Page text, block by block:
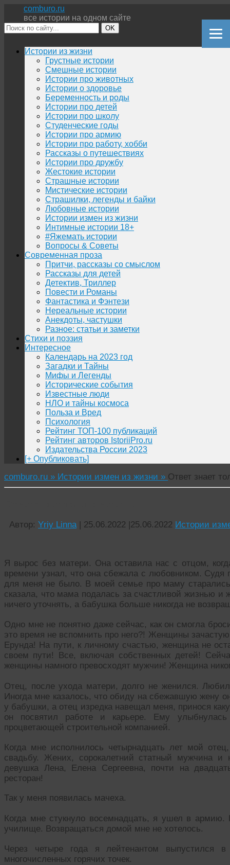
comburo.ru
все истории на одном сайте
OK
Перейти
содержимому
Истории из жизни
Грустные истории
Смешные истории
Истории про животных
Истории о здоровье
Беременность и роды
Истории про детей
Истории про школу
Студенческие годы
Истории про армию
Истории про работу, хобби
Рассказы о путешествиях
Истории про дружбу
Жестокие истории
Страшные истории
Мистические истории
Страшилки, легенды и байки
Любовные истории
Истории измен из жизни
Интимные истории 18+
#Яжемать истории
Вопросы & Советы
Современная проза
Притчи, рассказы со смыслом
Рассказы для детей
Детектив, Триллер
Повести и Романы
Фантастика и Фэнтези
Нереальные истории
Анекдоты, частушки
Разное: статьи и заметки
Стихи и поэзия
Интересное
Календарь на 2023 год
Загадки и Тайны
Мифы и Легенды
Исторические события
Известные люди
НЛО и тайны космоса
Польза и Вред
Психология
Рейтинг ТОП-100 публикаций
Рейтинг авторов IstoriiPro.ru
Издательства России 2023
[+ Опубликовать]
comburo.ru » Истории измен из жизни » Ответ знает
Автор: Yriy Linna | 25.06.2022 |25.06.2022 Истории
Я вырос без матери. Она оставила нас с отцом,
времени узнал, что она сбежала с любовником.
для меня не было. В моей семье про маму
сказала, что мама подалась за счастливой жизнью и
ничего уточнять, а бабушка больше никогда не
Одно мне не понятно даже сейчас, как он смогла
это время не вспомнить про него?! Женщины
Ерунда! На пути, к личному счастью, женщина не
своем пути! Все, включая собственных детей!
женщины намного превосходят мужчин! Женщина
Отец, после ухода матери, долго не женился.
Иногда мне казалось, что обиду на сбежавшую жену
у бабушки, а отец изредка навещал меня, принося
он посвятил работе и карьере. Ему
процветающей строительной компанией.
Когда мне исполнилось четырнадцать лет мой
свадьбу. Жених, сорокалетний статный мужчина и
девушка Лена, Елена Сергеевна, почти на
ресторан!
Так у меня появилась мачеха.
Когда мне стукнуло восемнадцать, я ушел в
училище. Возвращаться домой мне не хотелось.
Через четыре года я лейтенантом выпустился
многочисленных горячих точек.